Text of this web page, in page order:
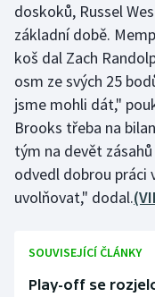
Judo
Krasobruslení
Lezení
Lyže a snowboard
Moderní pětiboj
Olympijské hry
doskoků, Russel
základní době.
koš dal Zach
osm ze svých 25
jsme mohli dát,"
Brooks třeba na
tým na devět
odvedl dobrou práci
uvolňovat," dodal.
SOUVISEJÍCÍ ČLÁNKY
Play-off se